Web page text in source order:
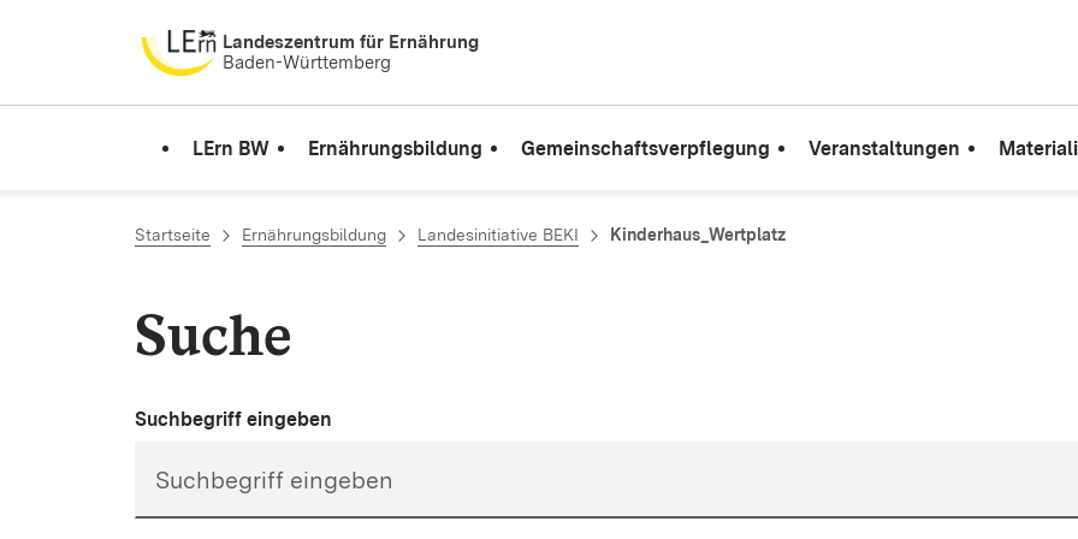
Zum Inhalt springenLandeszentrum für Ernährung
Baden-Württemberg
LErn BW Ernährungsbildung Gemeinschaftsverpflegung Veranstaltungen
Startseite Ernährungsbildung Landesinitiative BEKI Kinderhaus_Wertplatz
Suche
Suchbegriff eingeben